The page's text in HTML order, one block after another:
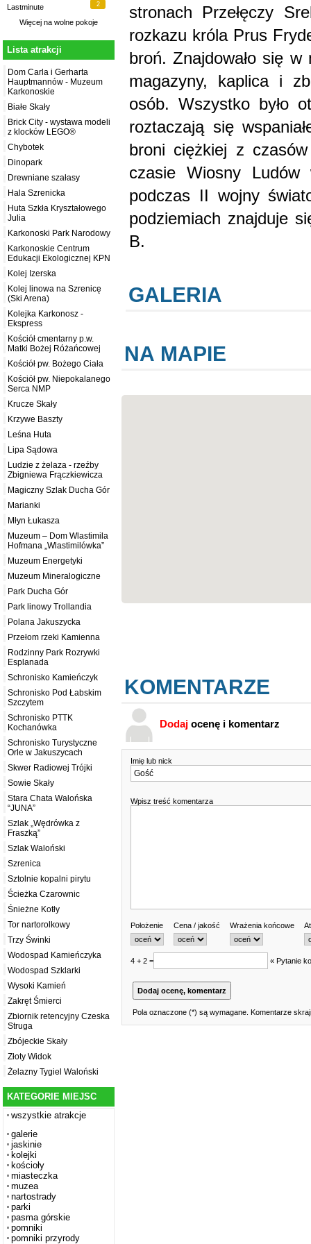
Lastminute 2
Więcej na wolne pokoje
Lista atrakcji
Dom Carla i Gerharta
Hauptmannów - Muzeum
Karkonoskie
Białe Skały
Brick City - wystawa modeli
z klocków LEGO®
Chybotek
Dinopark
Drewniane szałasy
Hala Szrenicka
Huta Szkła Kryształowego
Julia
Karkonoski Park Narodowy
Karkonoskie Centrum
Edukacji Ekologicznej KPN
Kolej Izerska
Kolej linowa na Szrenicę
(Ski Arena)
Kolejka Karkonosz -
Ekspress
Kościół cmentarny p.w.
Matki Bożej Różańcowej
Kościół pw. Bożego Ciała
Kościół pw. Niepokalanego
Serca NMP
Krucze Skały
Krzywe Baszty
Leśna Huta
Lipa Sądowa
Ludzie z żelaza - rzeźby
Zbigniewa Frączkiewicza
Magiczny Szlak Ducha Gór
Marianki
Młyn Łukasza
Muzeum – Dom Wlastimila
Hofmana „Wlastimilówka”
Muzeum Energetyki
Muzeum Mineralogiczne
Park Ducha Gór
Park linowy Trollandia
Polana Jakuszycka
Przełom rzeki Kamienna
Rodzinny Park Rozrywki
Esplanada
Schronisko Kamieńczyk
Schronisko Pod Łabskim
Szczytem
Schronisko PTTK
Kochanówka
Schronisko Turystyczne
Orle w Jakuszycach
Skwer Radiowej Trójki
Sowie Skały
Stara Chata Walońska
“JUNA”
Szlak „Wędrówka z
Fraszką”
Szlak Waloński
Szrenica
Sztolnie kopalni pirytu
Ścieżka Czarownic
Śnieżne Kotły
Tor nartorolkowy
Trzy Świnki
Wodospad Kamieńczyka
Wodospad Szklarki
Wysoki Kamień
Zakręt Śmierci
Zbiornik retencyjny Czeska
Struga
Zbójeckie Skały
Złoty Widok
Żelazny Tygiel Waloński
KATEGORIE MIEJSC
wszystkie atrakcje
galerie
jaskinie
kolejki
kościoły
miasteczka
muzea
nartostrady
parki
pasma górskie
pomniki
pomniki przyrody
stronach Przełęczy
rozkazu króla Prus
broń. Znajdowało się
magazyny, kaplica i
osób. Wszystko było
roztaczają się
broni ciężkiej z
czasie Wiosny Ludów
podczas II wojny
podziemiach znajduje
B.
GALERIA
NA MAPIE
KOMENTARZE
Dodaj ocenę i komentarz
Imię lub nick
Wpisz treść komentarza
Położenie Cena / jakość Wrażenia końcowe
4 + 2 = « Pytanie
Pola oznaczone (*) są wymagane. Komentarze